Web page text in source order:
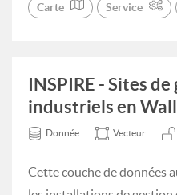
Carte Service
INSPIRE - Sites
industriels en
Donnée Vecteur
Cette couche de données